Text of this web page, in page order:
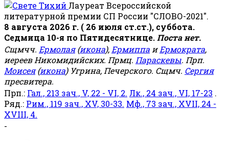
Лауреат Всероссийской
литературной премии СП России "СЛОВО-2021".
8 августа 2026 г. ( 26 июля ст.ст.), суббота.
Седмица 10-я по Пятидесятнице. Поста нет.
Сщмчч. Ермолая(икона), Ермиппа иЕрмократа,
иереев Никомидийских. Прмц. Параскевы. Прп.
Моисея(икона) Угрина, Печерского. Сщмч. Сергия
пресвитера.
Прп.: Гал., 213 зач., V, 22 - VI, 2. Лк., 24 зач., VI, 17-23 .
Ряд.: Рим., 119 зач., XV, 30-33. Мф., 73 зач., XVII, 24 -
XVIII, 4.
-